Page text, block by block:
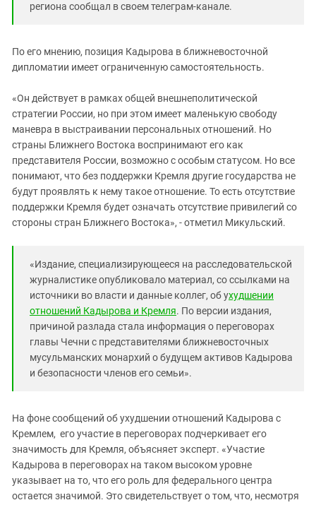
региона сообщал в своем телеграм-канале.
По его мнению, позиция Кадырова в ближневосточной
дипломатии имеет ограниченную самостоятельность.
«Он действует в рамках общей внешнеполитической
стратегии России, но при этом имеет маленькую свободу
маневра в выстраивании персональных отношений. Но
страны Ближнего Востока воспринимают его как
представителя России, возможно с особым статусом. Но все
понимают, что без поддержки Кремля другие государства не
будут проявлять к нему такое отношение. То есть отсутствие
поддержки Кремля будет означать отсутствие привилегий со
стороны стран Ближнего Востока», - отметил Микульский.
«Издание, специализирующееся на расследовательской
журналистике опубликовало материал, со ссылками на
источники во власти и данные коллег, об ухудшении
отношений Кадырова и Кремля. По версии издания,
причиной разлада стала информация о переговорах
главы Чечни с представителями ближневосточных
мусульманских монархий о будущем активов Кадырова
и безопасности членов его семьи».
На фоне сообщений об ухудшении отношений Кадырова с
Кремлем, его участие в переговорах подчеркивает его
значимость для Кремля, объясняет эксперт. «Участие
Кадырова в переговорах на таком высоком уровне
указывает на то, что его роль для федерального центра
остается значимой. Это свидетельствует о том, что, несмотря